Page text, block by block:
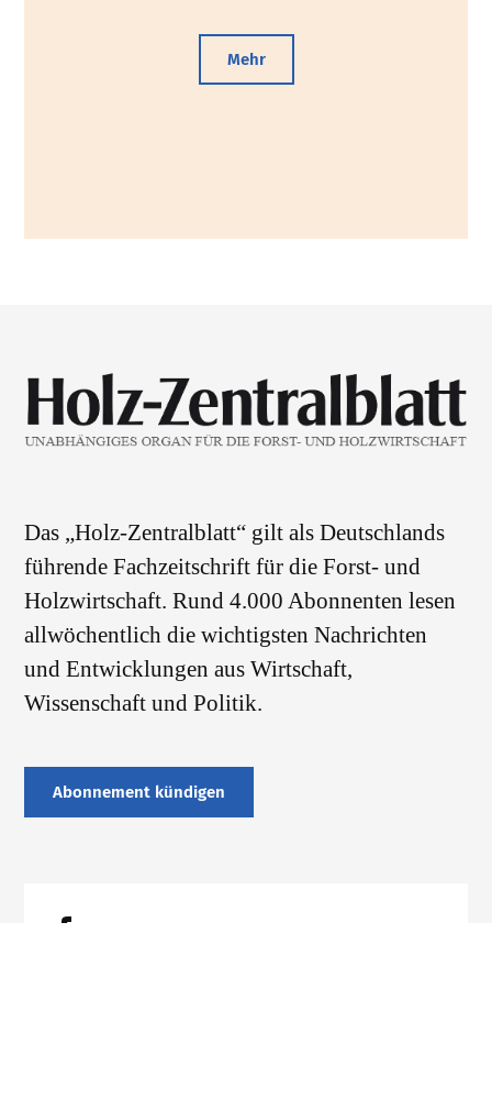
Mehr
Das „Holz-Zentralblatt“ gilt als Deutschlands
führende Fachzeitschrift für die Forst- und
Holzwirtschaft. Rund 4.000 Abonnenten lesen
allwöchentlich die wichtigsten Nachrichten
und Entwicklungen aus Wirtschaft,
Wissenschaft und Politik.
Abonnement kündigen